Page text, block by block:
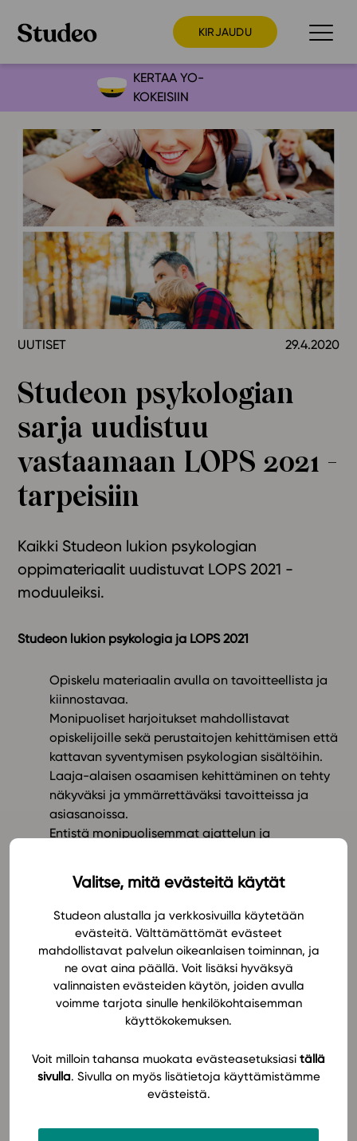
Valitse, mitä evästeitä käytät
Studeon alustalla ja verkkosivuilla käytetään
evästeitä. Välttämättömät evästeet
mahdollistavat palvelun oikeanlaisen toiminnan, ja
ne ovat aina päällä. Voit lisäksi hyväksyä
valinnaisten evästeiden käytön, joiden avulla
voimme tarjota sinulle henkilökohtaisemman
käyttökokemuksen.
Voit milloin tahansa muokata evästeasetuksiasi tällä
sivulla. Sivulla on myös lisätietoja käyttämistämme
evästeistä.
KIRJAUDU
Preppaaja
Opettaja
Opiskelija
Huoltaja
Kokeilutarjous
Ainstain
Alakoulu
Yläkoulu
Lukio
Ominaisuudet
Tapahtumakalenteri
Webinaari­tallenteet
Yhteisö
Suosittelut
Ohjekeskus
Ohjevideot
Tiimi
Tietoa meistä
Eettiset periaatteet tekoälyn käyttöön
Tilaa uutiskirje
In English
KERTAA YO-
KOKEISIIN
UUTISET 29.4.2020
Studeon psykologian
sarja uudistuu
vastaamaan LOPS 2021 -
tarpeisiin
Kaikki Studeon lukion psykologian
oppimateriaalit uudistuvat LOPS 2021 -
moduuleiksi.
Studeon lukion psykologia ja LOPS 2021
Opiskelu materiaalin avulla on tavoitteellista ja
kiinnostavaa.
Monipuoliset harjoitukset mahdollistavat
opiskelijoille sekä perustaitojen kehittämisen että
kattavan syventymisen psykologian sisältöihin.
Laaja-alaisen osaamisen kehittäminen on tehty
näkyväksi ja ymmärrettäväksi tavoitteissa ja
asiasanoissa.
Entistä monipuolisemmat ajattelun ja
auttavat myös ylioppilaskirjoituksiin
valmistautumisessa.
Runsas opettajan opas ja oppimateriaalin
käyttäjien innostunut vertaisyhteisö tukee
opettajuutta.
Järjestele ja muokkaa materiaalia!
Voit järjestellä sisällysluettelon haluamaksesi.
Voit lisätä materiaaliin omia sisältöjä monessa
muodossa ja laatia lisää harjoituksia.